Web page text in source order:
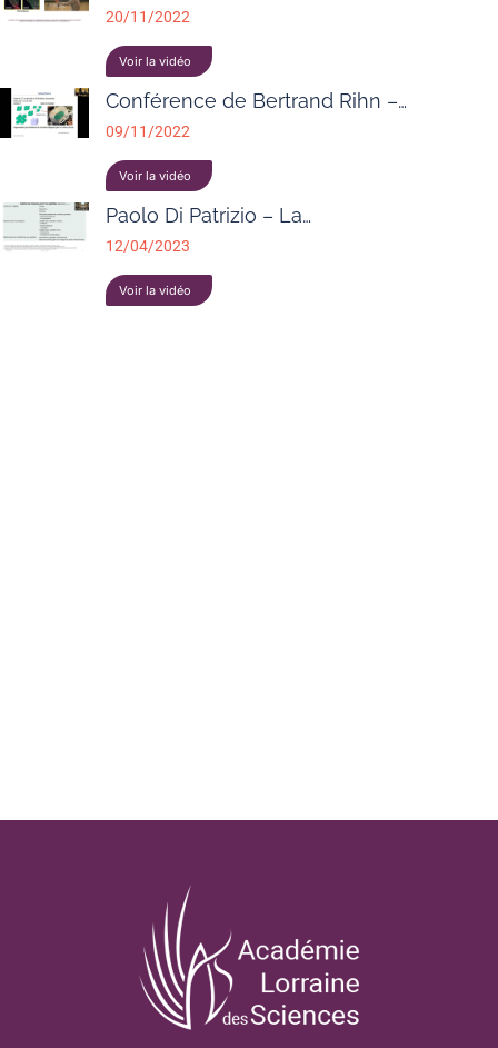
20/11/2022
Voir la vidéo
Conférence de Bertrand Rihn –…
09/11/2022
Voir la vidéo
Paolo Di Patrizio – La…
12/04/2023
Voir la vidéo